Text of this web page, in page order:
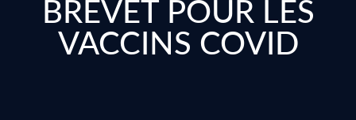
BREVET POUR LES
VACCINS COVID